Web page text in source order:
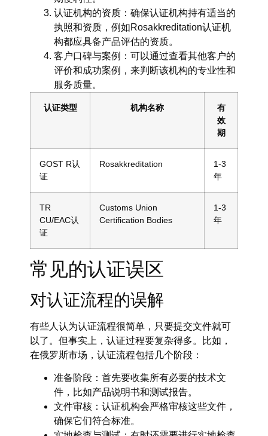
认证机构的资质： 确保认证机构持有适当的
执照和资质，例如Rosakkreditation认证机
构都应具备产品评估的资质。
客户口碑与案例： 可以通过查看其他客户的
评价和成功案例，来判断该机构的专业性和
服务质量。
认证类型 机构名称
有
效
期
GOST R认
证
Rosakkreditation
1-3
年
TR
CU/EAC认
证
Customs Union
Certification Bodies
1-3
年
常见的认证误区
对认证流程的误解
有些人认为认证流程很简单，只要提交文件就可
以了。但事实上，认证过程要复杂得多。比如，
在俄罗斯市场，认证流程包括几个阶段：
准备阶段：首先要收集所有必要的技术文
件，比如产品说明书和测试报告。
文件审核：认证机构会严格审核这些文件，
确保它们符合标准。